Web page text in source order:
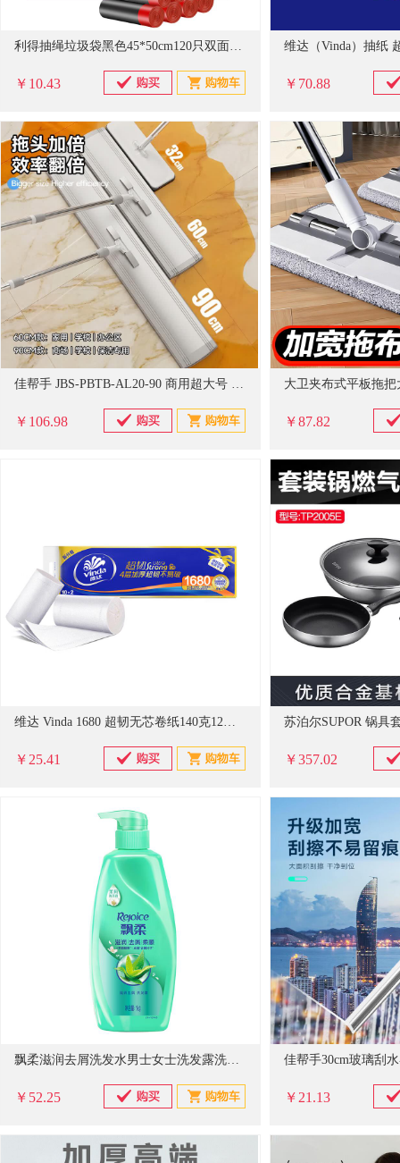
利得抽绳垃圾袋黑色45*50cm120只双面2.4丝免撕加厚款厨房用
￥10.43 ￥70.88
佳帮手 JBS-PBTB-AL20-90 商用超大号 平板拖把 商用款 90cm 共4布+刮刀
￥106.98 ￥87.82
维达 Vinda 1680 超韧无芯卷纸140克12卷 4层加厚 卫生纸卷筒纸 纸巾卷纸
￥25.41 ￥357.02
飘柔滋润去屑洗发水男士女士洗发露洗头膏液1KG柔顺香氛
￥52.25 ￥21.13